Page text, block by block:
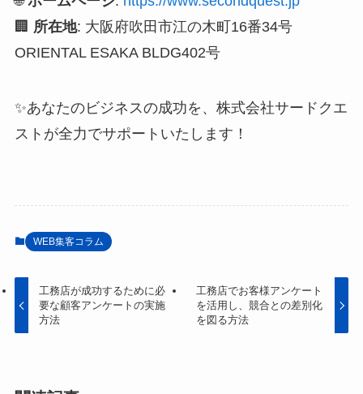
🏢 所在地: 大阪府吹田市江の木町16番34号
ORIENTAL ESAKA BLDG402号
✨あなたのビジネスの成功を、株式会社サードクエ
ストが全力でサポートいたします！
WEB集客コラム
工務店が成功するために必
要な顧客アンケートの実施
方法
工務店でお客様アンケート
を活用し、競合との差別化
を図る方法